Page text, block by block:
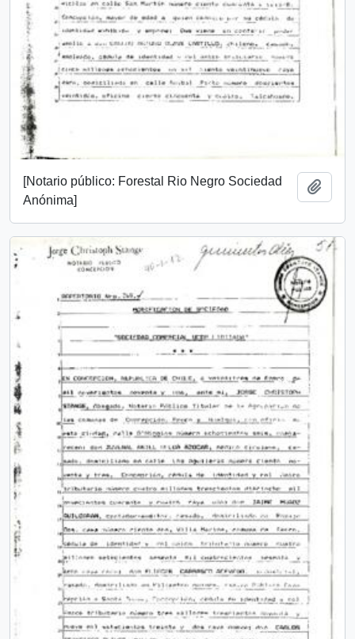
[Notario público: Forestal Rio Negro Sociedad
Anónima]